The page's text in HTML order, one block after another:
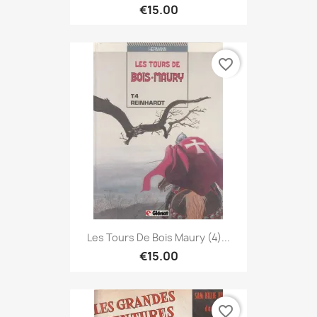
€15.00
Les Tours De Bois Maury (4)...
€15.00
favorite_border
favorite_border